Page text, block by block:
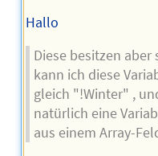
Hallo
Diese besitzen
kann ich diese
gleich "!Winter" ,
natürlich eine
aus einem Array-